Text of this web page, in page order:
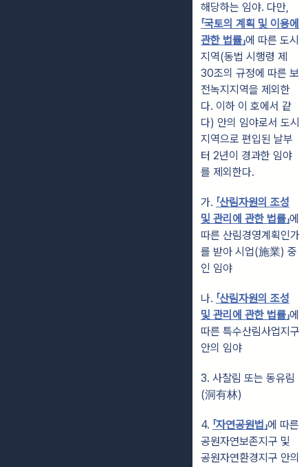
해당하는 임야. 다만,
「국토의 계획 및 이용에
관한 법률」에 따른 도시
지역(동법 시행령 제
30조의 규정에 따른 보
전녹지지역을 제외한
다. 이하 이 호에서 같
다) 안의 임야로서 도시
지역으로 편입된 날부
터 2년이 경과한 임야
를 제외한다.
가. 「산림자원의 조성
및 관리에 관한 법률」에
따른 산림경영계획인가
를 받아 시업(施業) 중
인 임야
나. 「산림자원의 조성
및 관리에 관한 법률」에
따른 특수산림사업지구
안의 임야
3. 사찰림 또는 동유림
(洞有林)
4. 「자연공원법」에 따른
공원자연보존지구 및
공원자연환경지구 안의